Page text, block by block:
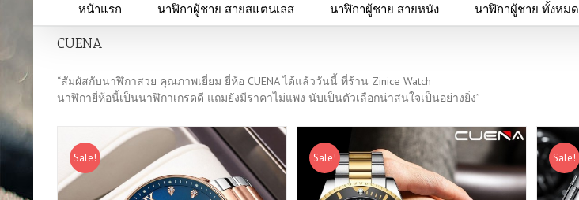
หน้าแรก นาฬิกาผู้ชาย สายสแตนเลส นาฬิกาผู้ชาย สายหนัง นาฬิกาผู้ชาย ทั้งหมด
CUENA
“สัมผัสกับนาฬิกาสวย คุณภาพเยี่ยม ยี่ห้อ CUENA ได้แล้ววันนี้ ที่ร้าน Zinice Watch
นาฬิกายี่ห้อนี้เป็นนาฬิกาเกรดดี แถมยังมีราคาไม่แพง นับเป็นตัวเลือกน่าสนใจเป็นอย่างยิ่ง”
Sale! Sale! Sale!